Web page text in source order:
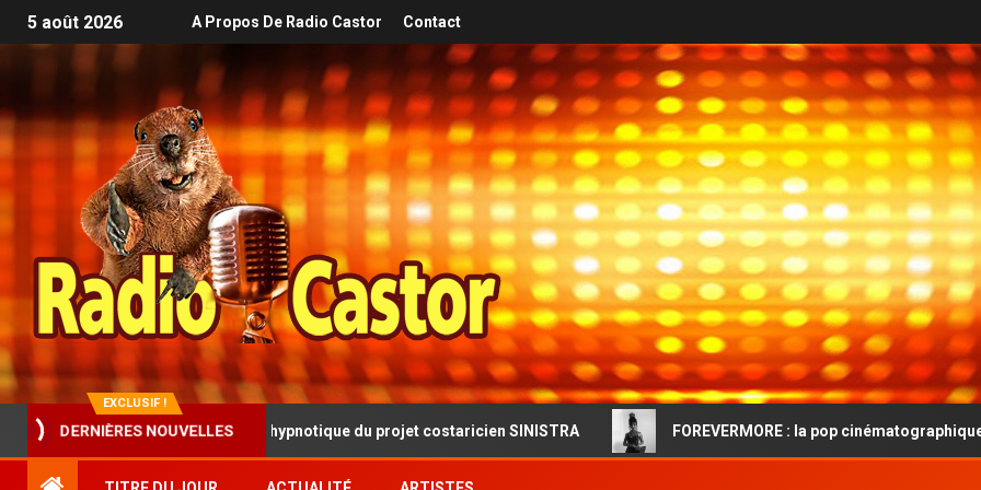
5 août 2026 A Propos De Radio Castor Contact
EXCLUSIF !
DERNIÈRES NOUVELLES
progressive et hypnotique du projet costaricien SINISTRA FOREVERMORE : la pop cinématographique et l’audace